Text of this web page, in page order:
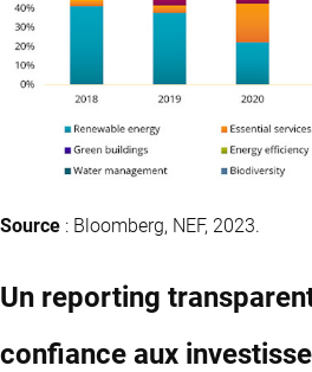
Source : Bloomberg, NEF, 2023.
Un reporting
confiance aux